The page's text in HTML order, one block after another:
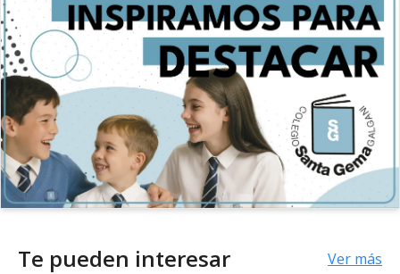
Te pueden interesar Ver más